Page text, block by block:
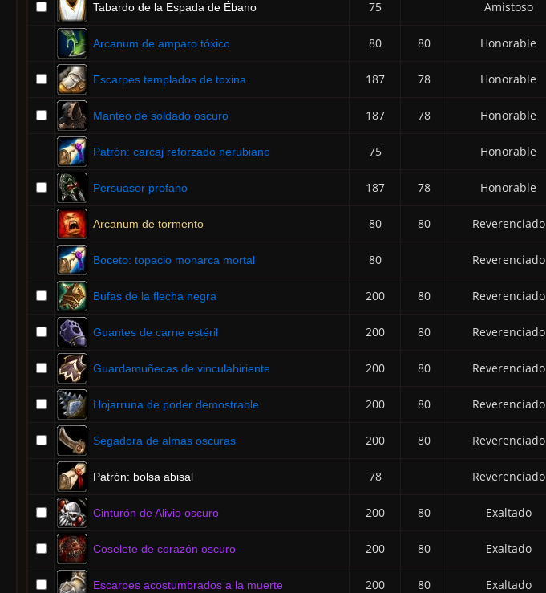
Tabardo de la Espada de Ébano 75 Amistoso
Arcanum de amparo tóxico 80 80 Honorable
Escarpes templados de toxina 187 78 Honorable
Manteo de soldado oscuro 187 78 Honorable
Patrón: carcaj reforzado nerubiano 75 Honorable
Persuasor profano 187 78 Honorable
Arcanum de tormento 80 80 Reverenciado
Boceto: topacio monarca mortal 80 Reverenciado
Bufas de la flecha negra 200 80 Reverenciado
Guantes de carne estéril 200 80 Reverenciado
Guardamuñecas de vinculahiriente 200 80 Reverenciado
Hojarruna de poder demostrable 200 80 Reverenciado
Segadora de almas oscuras 200 80 Reverenciado
Patrón: bolsa abisal 78 Reverenciado
Cinturón de Alivio oscuro 200 80 Exaltado
Coselete de corazón oscuro 200 80 Exaltado
Escarpes acostumbrados a la muerte 200 80 Exaltado